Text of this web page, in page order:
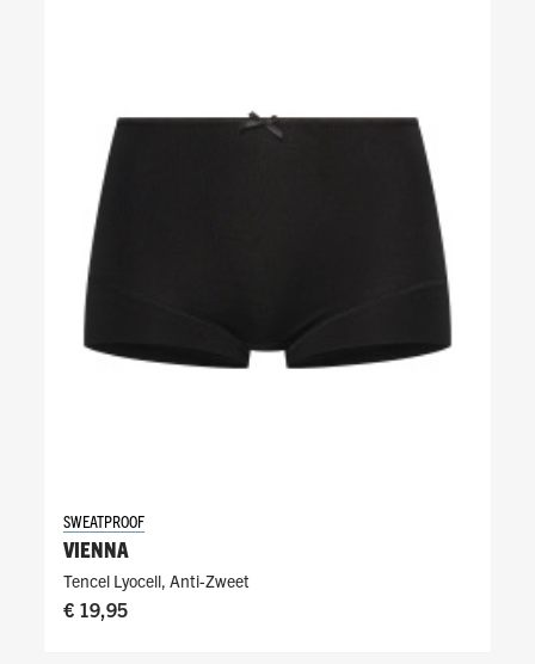
SWEATPROOF
VIENNA
Tencel Lyocell, Anti-Zweet
€ 19,95